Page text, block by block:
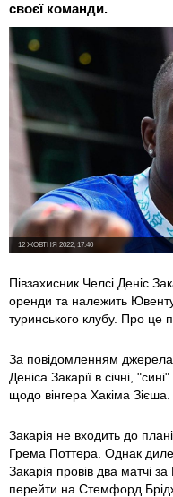
своєї команди.
12 ЖОВТНЯ 2022, 17:40
Півзахисник Челсі Деніс
оренди та належить
туринського клубу. Про це
За повідомленням
Деніса Закарії в січні,
щодо вінгера Хакіма Зієша.
Закарія не входить до
Грема Поттера. Однак
Закарія провів два матчі
перейти на Стемфорд